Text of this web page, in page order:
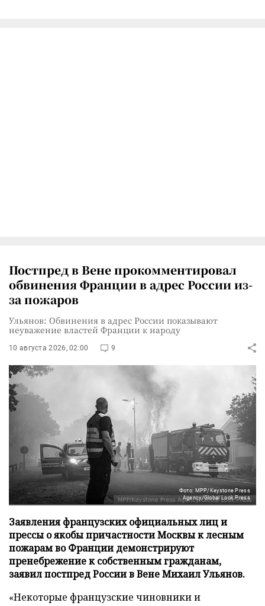
Постпред в Вене прокомментировал
обвинения Франции в адрес России из-
за пожаров
Ульянов: Обвинения в адрес России показывают
неуважение властей Франции к народу
10 августа 2026, 02:00 9
Фото: MPP/Keystone Press
Agency/Global Look Press
Заявления французских официальных лиц и
прессы о якобы причастности Москвы к лесным
пожарам во Франции демонстрируют
пренебрежение к собственным гражданам,
заявил постпред России в Вене Михаил Ульянов.
«Некоторые французские чиновники и